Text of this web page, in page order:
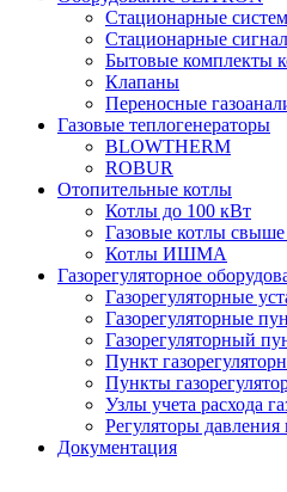
Стационарные
Стационарные
Бытовые комплекты
Клапаны
Переносные
Газовые теплогенераторы
BLOWTHERM
ROBUR
Отопительные котлы
Котлы до 100 кВт
Газовые котлы
Котлы ИШМА
Газорегуляторное
Газорегуляторные
Газорегуляторные
Газорегуляторный
Пункт
Пункты
Узлы учета расхода
Регуляторы давления
Документация